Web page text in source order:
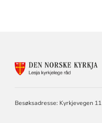
Besøksadresse: Kyrkjevegen 11